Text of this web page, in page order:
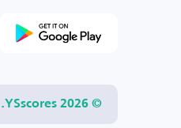
© 2026 YSscores. جميع الحقوق محفوظة.